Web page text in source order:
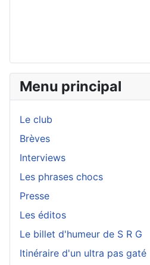
Menu principal
Le club
Brèves
Interviews
Les phrases chocs
Presse
Les éditos
Le billet d'humeur de S R G
Itinéraire d'un ultra pas gaté